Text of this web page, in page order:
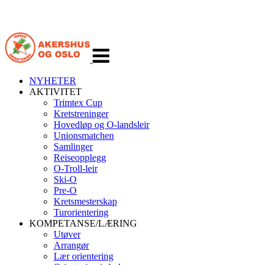
navigasjon
NYHETER
AKTIVITET
Trimtex Cup
Kretstreninger
Hovedløp og O-landsleir
Unionsmatchen
Samlinger
Reiseopplegg
O-Troll-leir
Ski-O
Pre-O
Kretsmesterskap
Turorientering
KOMPETANSE/LÆRING
Utøver
Arrangør
Lær orientering